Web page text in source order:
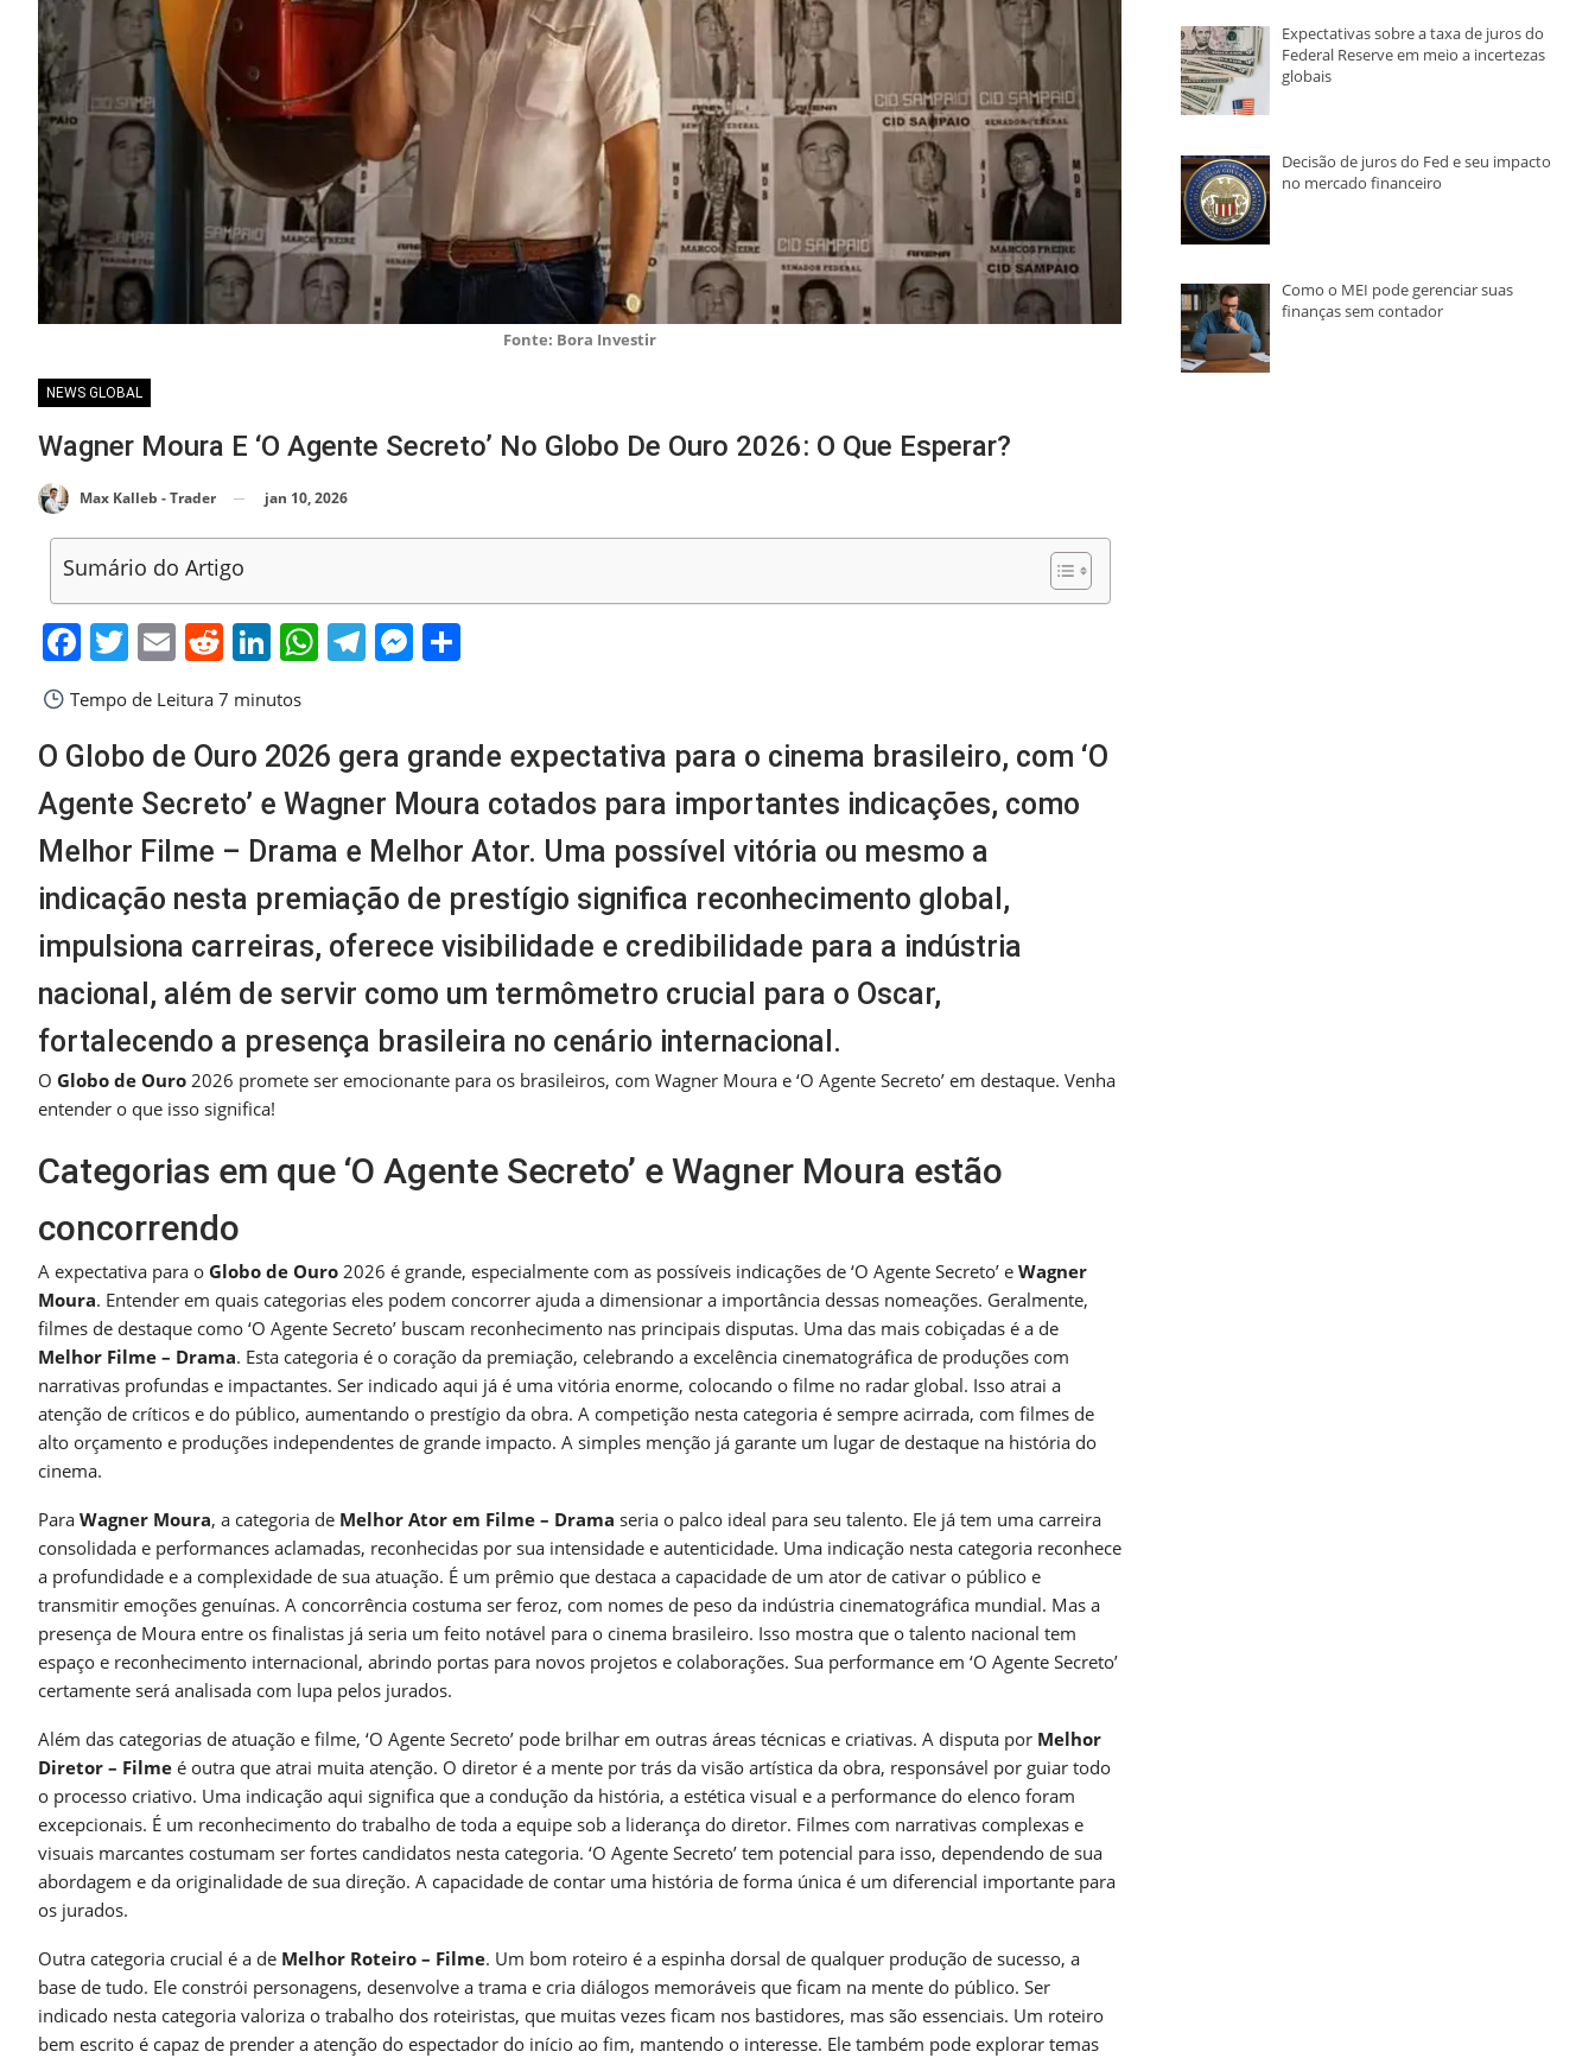
Fonte: Bora Investir
NEWS GLOBAL
Wagner Moura E ‘O Agente Secreto’ No Globo De Ouro 2026: O Que Esperar?
Max Kalleb - Trader jan 10, 2026
Sumário do Artigo
Facebook
Twitter
EmailReddit
LinkedIn
WhatsApp
Telegram
Messenger
Tempo de Leitura 7 minutos
O Globo de Ouro 2026 gera grande expectativa para o cinema brasileiro, com ‘O
Agente Secreto’ e Wagner Moura cotados para importantes indicações, como
Melhor Filme – Drama e Melhor Ator. Uma possível vitória ou mesmo a
indicação nesta premiação de prestígio significa reconhecimento global,
impulsiona carreiras, oferece visibilidade e credibilidade para a indústria
nacional, além de servir como um termômetro crucial para o Oscar,
fortalecendo a presença brasileira no cenário internacional.
O Globo de Ouro 2026 promete ser emocionante para os brasileiros, com Wagner Moura e ‘O Agente Secreto’ em destaque. Venha
entender o que isso significa!
Categorias em que ‘O Agente Secreto’ e Wagner Moura estão
concorrendo
A expectativa para o Globo de Ouro 2026 é grande, especialmente com as possíveis indicações de ‘O Agente Secreto’ e Wagner
Moura. Entender em quais categorias eles podem concorrer ajuda a dimensionar a importância dessas nomeações. Geralmente,
filmes de destaque como ‘O Agente Secreto’ buscam reconhecimento nas principais disputas. Uma das mais cobiçadas é a de
Melhor Filme – Drama. Esta categoria é o coração da premiação, celebrando a excelência cinematográfica de produções com
narrativas profundas e impactantes. Ser indicado aqui já é uma vitória enorme, colocando o filme no radar global. Isso atrai a
atenção de críticos e do público, aumentando o prestígio da obra. A competição nesta categoria é sempre acirrada, com filmes de
alto orçamento e produções independentes de grande impacto. A simples menção já garante um lugar de destaque na história do
cinema.
Para Wagner Moura, a categoria de Melhor Ator em Filme – Drama seria o palco ideal para seu talento. Ele já tem uma carreira
consolidada e performances aclamadas, reconhecidas por sua intensidade e autenticidade. Uma indicação nesta categoria reconhece
a profundidade e a complexidade de sua atuação. É um prêmio que destaca a capacidade de um ator de cativar o público e
transmitir emoções genuínas. A concorrência costuma ser feroz, com nomes de peso da indústria cinematográfica mundial. Mas a
presença de Moura entre os finalistas já seria um feito notável para o cinema brasileiro. Isso mostra que o talento nacional tem
espaço e reconhecimento internacional, abrindo portas para novos projetos e colaborações. Sua performance em ‘O Agente Secreto’
certamente será analisada com lupa pelos jurados.
Além das categorias de atuação e filme, ‘O Agente Secreto’ pode brilhar em outras áreas técnicas e criativas. A disputa por Melhor
Diretor – Filme é outra que atrai muita atenção. O diretor é a mente por trás da visão artística da obra, responsável por guiar todo
o processo criativo. Uma indicação aqui significa que a condução da história, a estética visual e a performance do elenco foram
excepcionais. É um reconhecimento do trabalho de toda a equipe sob a liderança do diretor. Filmes com narrativas complexas e
visuais marcantes costumam ser fortes candidatos nesta categoria. ‘O Agente Secreto’ tem potencial para isso, dependendo de sua
abordagem e da originalidade de sua direção. A capacidade de contar uma história de forma única é um diferencial importante para
os jurados.
Outra categoria crucial é a de Melhor Roteiro – Filme. Um bom roteiro é a espinha dorsal de qualquer produção de sucesso, a
base de tudo. Ele constrói personagens, desenvolve a trama e cria diálogos memoráveis que ficam na mente do público. Ser
indicado nesta categoria valoriza o trabalho dos roteiristas, que muitas vezes ficam nos bastidores, mas são essenciais. Um roteiro
bem escrito é capaz de prender a atenção do espectador do início ao fim, mantendo o interesse. Ele também pode explorar temas
Expectativas sobre a taxa de juros do
Federal Reserve em meio a incertezas
globais
Decisão de juros do Fed e seu impacto
no mercado financeiro
Como o MEI pode gerenciar suas
finanças sem contador